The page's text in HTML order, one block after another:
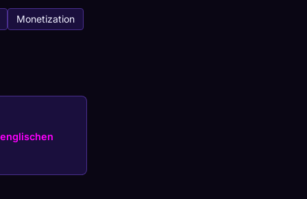
Monetization
Anmelden